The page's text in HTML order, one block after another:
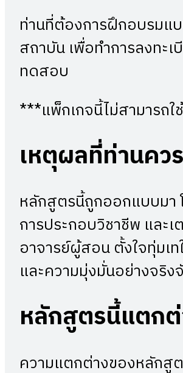
ท่านที่ต้องการฝึกอบรมแ
สถาบัน เพื่อทำการลงทะ
ทดสอบ
***แพ็กเกจนี้ไม่สามารถใ
เหตุผลที่ท่านคว
หลักสูตรนี้ถูกออกแบบมา
การประกอบวิชาชีพ และ
อาจารย์ผู้สอน ตั้งใจทุ่มเ
และความมุ่งมั่นอย่างจริ
หลักสูตรนี้แตกต่
ความแตกต่างของหลักสู